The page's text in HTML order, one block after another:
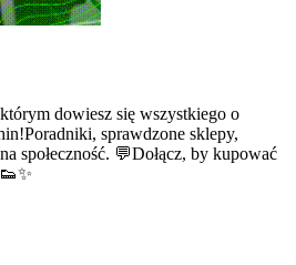
dowiesz się wszystkiego o
sprawdzone sklepy,
społeczność. 💬Dołącz, by kupować